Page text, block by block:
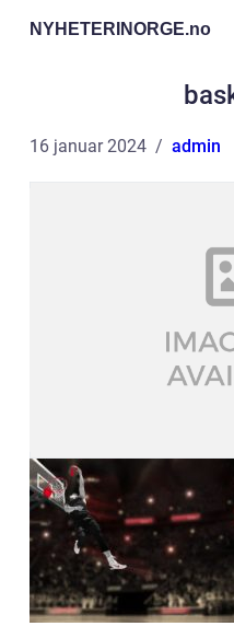
NYHETERINORGE.no
16 januar 2024 admin